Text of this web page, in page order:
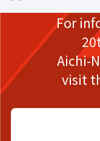
For
Aichi-
visit